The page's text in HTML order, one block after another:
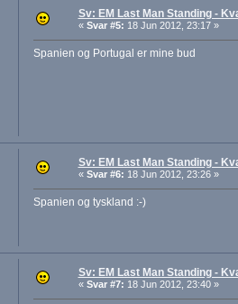
Sv: EM Last Man Standing -
« Svar #5: 18 Jun 2012, 23:17 »
Spanien og Portugal er mine bud
Sv: EM Last Man Standing -
« Svar #6: 18 Jun 2012, 23:26 »
Spanien og tyskland :-)
Sv: EM Last Man Standing -
« Svar #7: 18 Jun 2012, 23:40 »